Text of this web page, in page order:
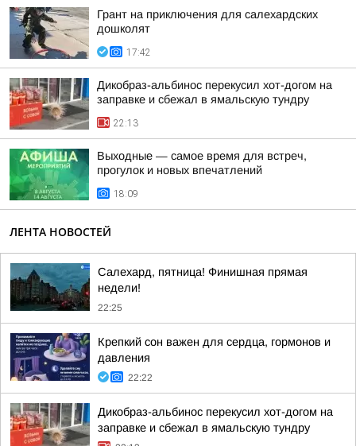
Грант на приключения для салехардских
дошколят
17:42
Дикобраз-альбинос перекусил хот-догом на
заправке и сбежал в ямальскую тундру
22:13
Выходные — самое время для встреч,
прогулок и новых впечатлений
18:09
ЛЕНТА НОВОСТЕЙ
Салехард, пятница! Финишная прямая
недели!
22:25
Крепкий сон важен для сердца, гормонов и
давления
22:22
Дикобраз-альбинос перекусил хот-догом на
заправке и сбежал в ямальскую тундру